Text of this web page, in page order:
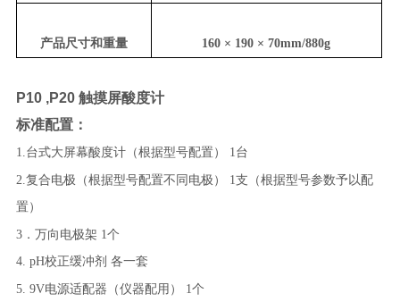
产品尺寸和重量 160 × 190 × 70mm/880g
P10 ,P20 触摸屏酸度计
标准配置：
1.台式大屏幕酸度计（根据型号配置） 1台
2.复合电极（根据型号配置不同电极）
1支（根据型号参数予以配
置）
3．万向电极架 1个
4. pH校正缓冲剂 各一套
5. 9V电源适配器（仪器配用） 1个